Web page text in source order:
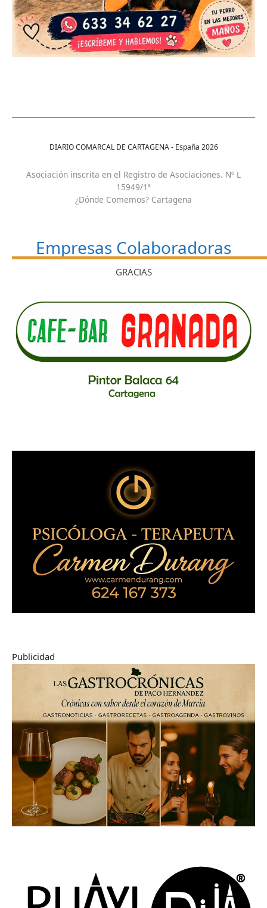
DIARIO COMARCAL DE CARTAGENA - España 2026
Asociación inscrita en el Registro de Asociaciones. Nº L
15949/1ª
¿Dónde Comemos? Cartagena
Empresas Colaboradoras
GRACIAS
Publicidad